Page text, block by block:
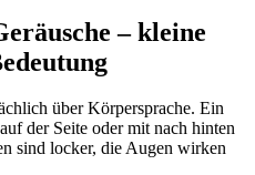
– kleine
über Körpersprache. Ein
der Seite oder mit nach hinten
sind locker, die Augen wirken